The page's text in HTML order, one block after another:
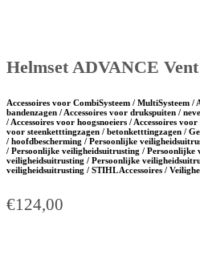
Helmset ADVANCE Vent
Accessoires voor CombiSysteem / MultiSysteem /
bandenzagen / Accessoires voor drukspuiten /
/ Accessoires voor hoogsnoeiers / Accessoires
voor steenketttingzagen / betonketttingzagen /
/ hoofdbescherming / Persoonlijke
/ Persoonlijke veiligheidsuitrusting / Persoonlijke
veiligheidsuitrusting / Persoonlijke
veiligheidsuitrusting / STIHL Accessoires /
€124,00